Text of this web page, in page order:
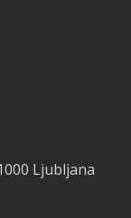
Ljubljana